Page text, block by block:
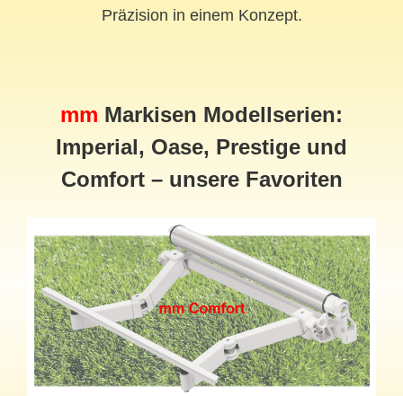
Präzision in einem Konzept.
mm Markisen Modellserien:
Imperial, Oase, Prestige und
Comfort – unsere Favoriten